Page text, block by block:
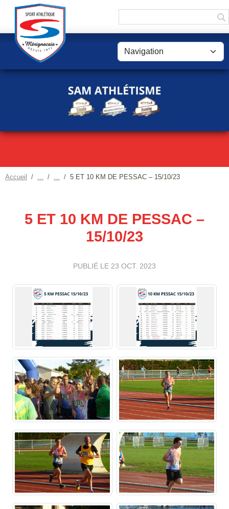
Accueil 5 ET 10 KM DE PESSAC – 15/10/23
5 ET 10 KM DE PESSAC –
15/10/23
PUBLIÉ LE 23 OCT. 2023
Panneau de gestion des cookies